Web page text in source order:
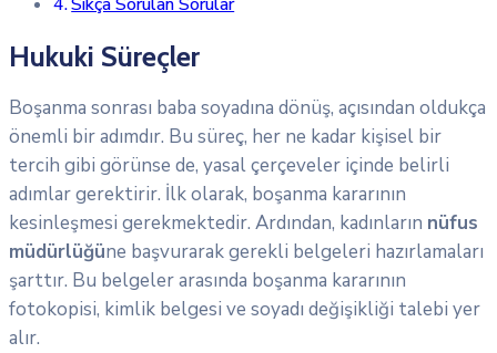
Hukuki Süreçler
Boşanma sonrası baba soyadına dönüş, açısından oldukça
önemli bir adımdır. Bu süreç, her ne kadar kişisel bir
tercih gibi görünse de, yasal çerçeveler içinde belirli
adımlar gerektirir. İlk olarak, boşanma kararının
kesinleşmesi gerekmektedir. Ardından, kadınların nüfus
müdürlüğüne başvurarak gerekli belgeleri hazırlamaları
şarttır. Bu belgeler arasında boşanma kararının
fotokopisi, kimlik belgesi ve soyadı değişikliği talebi yer
alır.